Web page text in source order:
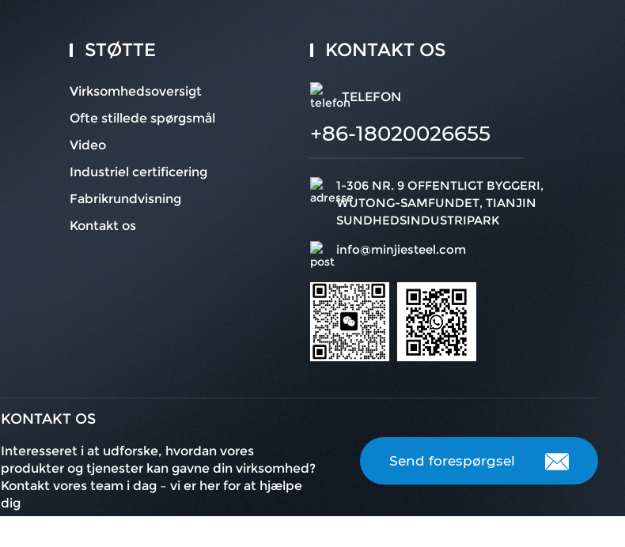
STØTTE
Virksomhedsoversigt
Ofte stillede spørgsmål
Video
Industriel certificering
Fabrikrundvisning
Kontakt os
KONTAKT OS
TELEFON
+86-18020026655
1-306 NR. 9 OFFENTLIGT BYGGERI,
WUTONG-SAMFUNDET, TIANJIN
SUNDHEDSINDUSTRIPARK
info@minjiesteel.com
KONTAKT OS
Interesseret i at udforske, hvordan vores
produkter og tjenester kan gavne din virksomhed?
Kontakt vores team i dag – vi er her for at hjælpe
dig
Send forespørgsel